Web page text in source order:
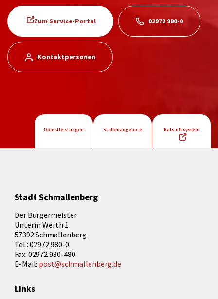
Zum Service-Portal 02972 980-0
Kontaktpersonen
Dienstleistungen Stellenangebote Ratsinfosystem
Stadt Schmallenberg
Der Bürgermeister
Unterm Werth 1
57392 Schmallenberg
Tel.: 02972 980-0
Fax: 02972 980-480
E-Mail: post@schmallenberg.de
Links